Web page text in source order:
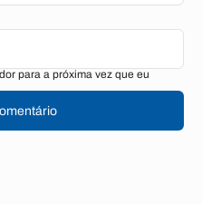
para a próxima vez que eu